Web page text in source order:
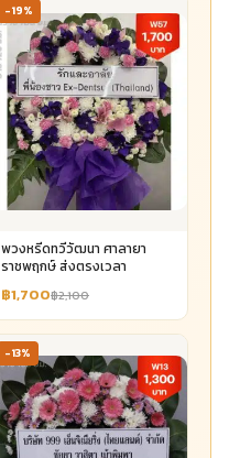
-19%
พวงหรีดทวีวัฒนา ศาลายา
ราชพฤกษ์ ส่งตรงเวลา
฿1,700฿2,100
-13%